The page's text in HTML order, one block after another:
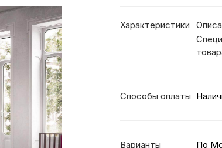
Характеристики
Способы оплаты
Варианты
По